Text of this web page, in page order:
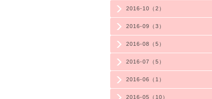
2016-10（2）
2016-09（3）
2016-08（5）
2016-07（5）
2016-06（1）
2016-05（10）